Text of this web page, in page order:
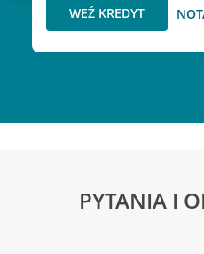
WEŹ KREDYT
PYTANIA I